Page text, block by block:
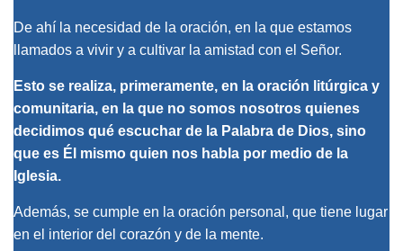
De ahí la necesidad de la oración, en la que estamos
llamados a vivir y a cultivar la amistad con el Señor.
Esto se realiza, primeramente, en la oración litúrgica y
comunitaria, en la que no somos nosotros quienes
decidimos qué escuchar de la Palabra de Dios, sino
que es Él mismo quien nos habla por medio de la
Iglesia.
Además, se cumple en la oración personal, que tiene lugar
en el interior del corazón y de la mente.